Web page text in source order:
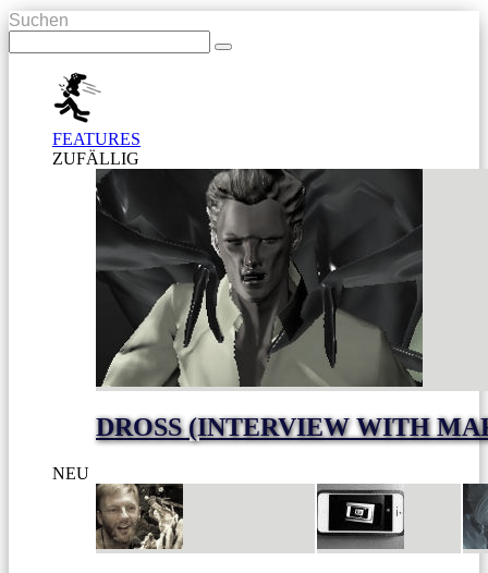
Suchen
FEATURES
ZUFÄLLIG
DROSS (INTERVIEW WITH
NEU